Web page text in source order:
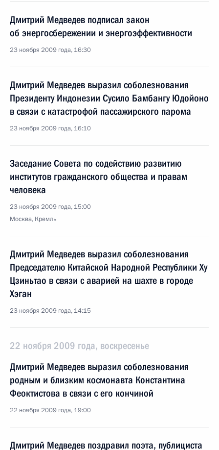
Дмитрий Медведев подписал закон
об энергосбережении и энергоэффективности
23 ноября 2009 года, 16:30
Дмитрий Медведев выразил соболезнования
Президенту Индонезии Сусило Бамбангу Юдойоно
в связи с катастрофой пассажирского парома
23 ноября 2009 года, 16:10
Заседание Совета по содействию развитию
институтов гражданского общества и правам
человека
23 ноября 2009 года, 15:00
Москва, Кремль
Дмитрий Медведев выразил соболезнования
Председателю Китайской Народной Республики Ху
Цзиньтао в связи с аварией на шахте в городе
Хэган
23 ноября 2009 года, 14:15
22 ноября 2009 года, воскресенье
Дмитрий Медведев выразил соболезнования
родным и близким космонавта Константина
Феоктистова в связи с его кончиной
22 ноября 2009 года, 19:00
Дмитрий Медведев поздравил поэта, публициста